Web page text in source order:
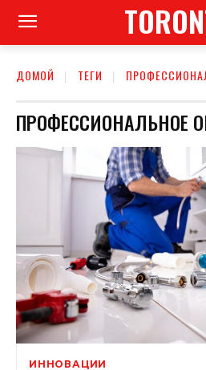
ДОМОЙ ТЕГИ
ПРОФЕССИОНАЛЬНОЕ
ИННОВАЦИИ